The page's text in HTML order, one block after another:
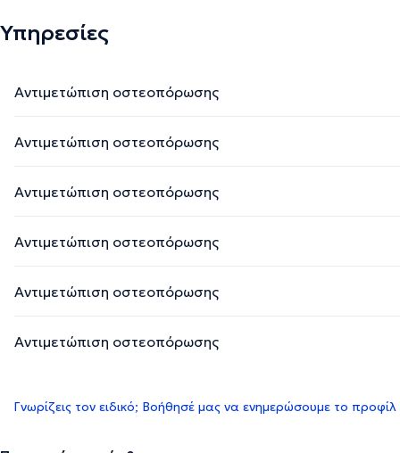
Υπηρεσίες
Αντιμετώπιση οστεοπόρωσης
Αντιμετώπιση οστεοπόρωσης
Αντιμετώπιση οστεοπόρωσης
Αντιμετώπιση οστεοπόρωσης
Αντιμετώπιση οστεοπόρωσης
Αντιμετώπιση οστεοπόρωσης
Γνωρίζεις τον ειδικό; Βοήθησέ μας να ενημερώσουμε το προφίλ